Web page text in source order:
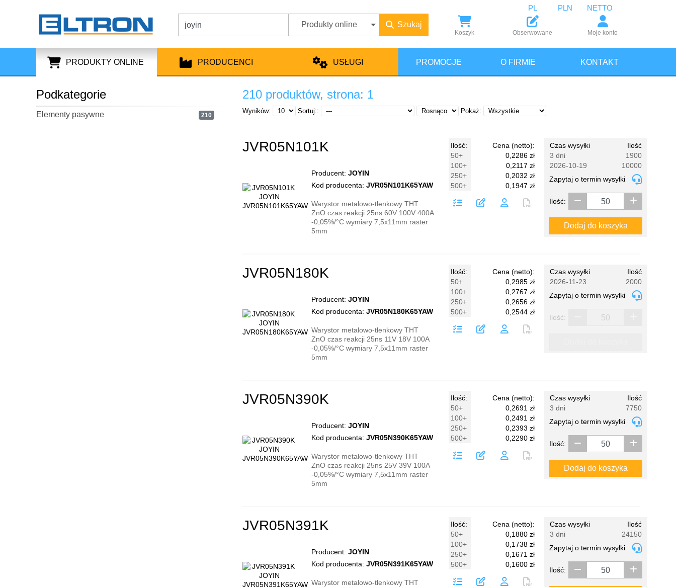
Produkty online Szukaj
Koszyk Obserwowane Moje konto
PL PLN NETTO
PRODUKTY ONLINE PRODUCENCI USŁUGI PROMOCJE O FIRMIE KONTAKT
Podkategorie
Elementy pasywne 210
210 produktów, strona: 1
Wyników: Sortuj:: Pokaż:
JVR05N101K
Producent: JOYIN
Kod producenta: JVR05N101K65YAW
Warystor metalowo-tlenkowy THT
ZnO czas reakcji 25ns 60V 100V 400A
-0,05%/°C wymiary 7,5x11mm raster
5mm
Ilość:
Cena (netto):
50+
0,2286 zł
100+
0,2117 zł
250+
0,2032 zł
500+
0,1947 zł
Czas wysyłki
Ilość
3 dni
1900
2026-10-19
10000
Zapytaj o termin wysyłki
Ilość:
Dodaj do koszyka
JVR05N180K
Producent: JOYIN
Kod producenta: JVR05N180K65YAW
Warystor metalowo-tlenkowy THT
ZnO czas reakcji 25ns 11V 18V 100A
-0,05%/°C wymiary 7,5x11mm raster
5mm
Ilość:
Cena (netto):
50+
0,2985 zł
100+
0,2767 zł
250+
0,2656 zł
500+
0,2544 zł
Czas wysyłki
Ilość
2026-11-23
2000
Zapytaj o termin wysyłki
Ilość:
JVR05N390K
Producent: JOYIN
Kod producenta: JVR05N390K65YAW
Warystor metalowo-tlenkowy THT
ZnO czas reakcji 25ns 25V 39V 100A
-0,05%/°C wymiary 7,5x11mm raster
5mm
Ilość:
Cena (netto):
50+
0,2691 zł
100+
0,2491 zł
250+
0,2393 zł
500+
0,2290 zł
Czas wysyłki
Ilość
3 dni
7750
Zapytaj o termin wysyłki
Ilość:
Dodaj do koszyka
JVR05N391K
Producent: JOYIN
Kod producenta: JVR05N391K65YAW
Warystor metalowo-tlenkowy THT
Ilość:
Cena (netto):
50+
0,1880 zł
100+
0,1738 zł
250+
0,1671 zł
500+
0,1600 zł
Czas wysyłki
Ilość
3 dni
24150
Zapytaj o termin wysyłki
Ilość: